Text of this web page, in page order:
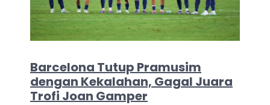
Barcelona Tutup Pramusim
dengan Kekalahan, Gagal Juara
Trofi Joan Gamper